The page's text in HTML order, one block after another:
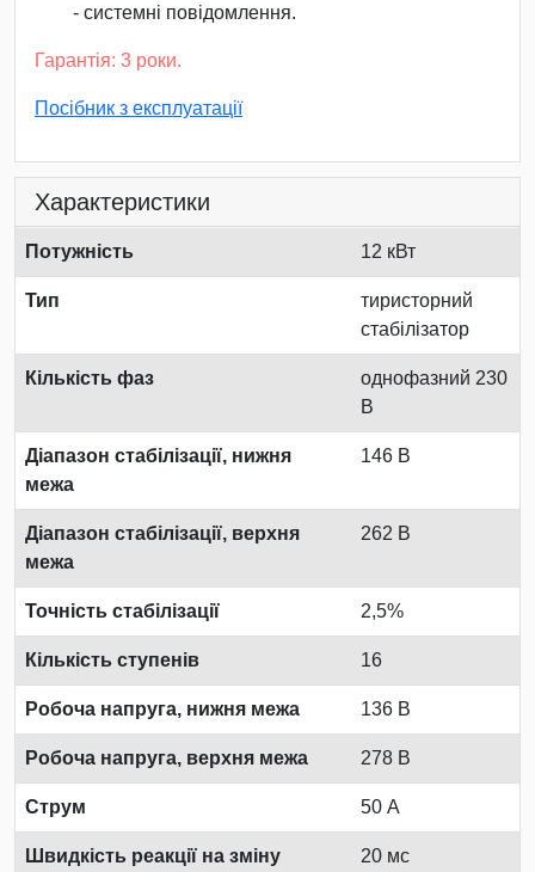
- системні повідомлення.
Гарантія: 3 роки.
Посібник з експлуатації
Характеристики
Потужність 12 кВт
Тип
тиристорний
стабілізатор
Кількість фаз
однофазний 230
В
Діапазон стабілізації, нижня
межа
146 В
Діапазон стабілізації, верхня
межа
262 В
Точність стабілізації 2,5%
Кількість ступенів 16
Робоча напруга, нижня межа 136 В
Робоча напруга, верхня межа 278 В
Струм 50 А
Швидкість реакції на зміну
20 мс